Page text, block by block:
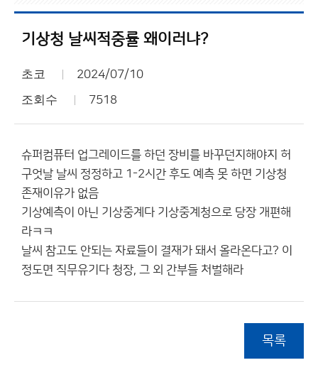
기상청 날씨적중률 왜이러냐?
초코 2024/07/10
조회수 7518
슈퍼컴퓨터 업그레이드를 하던 장비를 바꾸던지해야지 허
구엇날 날씨 정정하고 1-2시간 후도 예측 못 하면 기상청
존재이유가 없음
기상예측이 아닌 기상중계다 기상중계청으로 당장 개편해
라ㅋㅋ
날씨 참고도 안되는 자료들이 결재가 돼서 올라온다고? 이
정도면 직무유기다 청장, 그 외 간부들 처벌해라
목록